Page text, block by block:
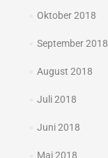
Oktober 2018
September 2018
August 2018
Juli 2018
Juni 2018
Mai 2018